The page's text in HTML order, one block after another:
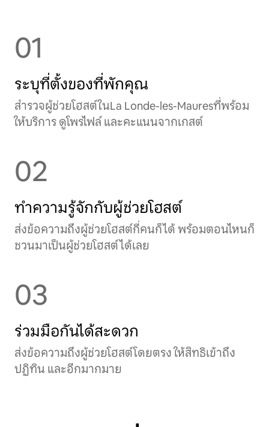
01
ระบุที่ตั้งของที่พักคุณ
สำรวจผู้ช่วยโฮสต์ในLa Londe-les-Mauresที่พร้อม
ให้บริการ ดูโพรไฟล์ และคะแนนจากเกสต์
02
ทำความรู้จักกับผู้ช่วยโฮสต์
ส่งข้อความถึงผู้ช่วยโฮสต์กี่คนก็ได้ พร้อมตอนไหนก็
ชวนมาเป็นผู้ช่วยโฮสต์ได้เลย
03
ร่วมมือกันได้สะดวก
ส่งข้อความถึงผู้ช่วยโฮสต์โดยตรง ให้สิทธิเข้าถึง
ปฏิทิน และอีกมากมาย